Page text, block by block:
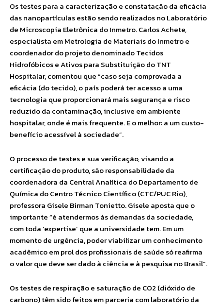
Os testes para a caracterização e constatação da eficácia
das nanopartículas estão sendo realizados no Laboratório
de Microscopia Eletrônica do Inmetro. Carlos Achete,
especialista em Metrologia de Materiais do Inmetro e
coordenador do projeto denominado Tecidos
Hidrofóbicos e Ativos para Substituição do TNT
Hospitalar, comentou que “caso seja comprovada a
eficácia (do tecido), o país poderá ter acesso a uma
tecnologia que proporcionará mais segurança e risco
reduzido da contaminação, inclusive em ambiente
hospitalar, onde é mais frequente. E o melhor: a um custo-
benefício acessível à sociedade”.
O processo de testes e sua verificação, visando a
certificação do produto, são responsabilidade da
coordenadora da Central Analítica do Departamento de
Química do Centro Técnico Científico (CTC/PUC Rio),
professora Gisele Birman Tonietto. Gisele aposta que o
importante “é atendermos às demandas da sociedade,
com toda ‘expertise’ que a universidade tem. Em um
momento de urgência, poder viabilizar um conhecimento
acadêmico em prol dos profissionais de saúde só reafirma
o valor que deve ser dado à ciência e à pesquisa no Brasil”.
Os testes de respiração e saturação de CO2 (dióxido de
carbono) têm sido feitos em parceria com laboratório da